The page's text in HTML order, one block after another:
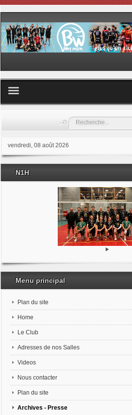
Les samedis du sport
Les stages
Documents
Rechercher
vendredi, 08 août 2026
N1H
Menu principal
Plan du site
Home
Le Club
Adresses de nos Salles
Videos
Nous contacter
Plan du site
Archives - Presse